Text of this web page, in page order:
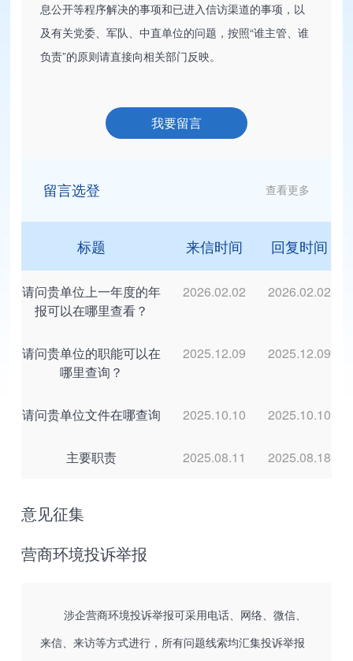
息公开等程序解决的事项和已进入信访渠道的事项，以
及有关党委、军队、中直单位的问题，按照“谁主管、谁
负责”的原则请直接向相关部门反映。
我要留言
留言选登 查看更多
标题 来信时间 回复时间
请问贵单位上一年度的年
报可以在哪里查看？
2026.02.02 2026.02.02
请问贵单位的职能可以在
哪里查询？
2025.12.09 2025.12.09
请问贵单位文件在哪查询 2025.10.10 2025.10.10
主要职责 2025.08.11 2025.08.18
意见征集
营商环境投诉举报
涉企营商环境投诉举报可采用电话、网络、微信、
来信、来访等方式进行，所有问题线索均汇集投诉举报